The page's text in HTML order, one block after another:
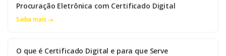
Procuração Eletrônica com Certificado Digital
Saiba mais →
O que é Certificado Digital e para que Serve